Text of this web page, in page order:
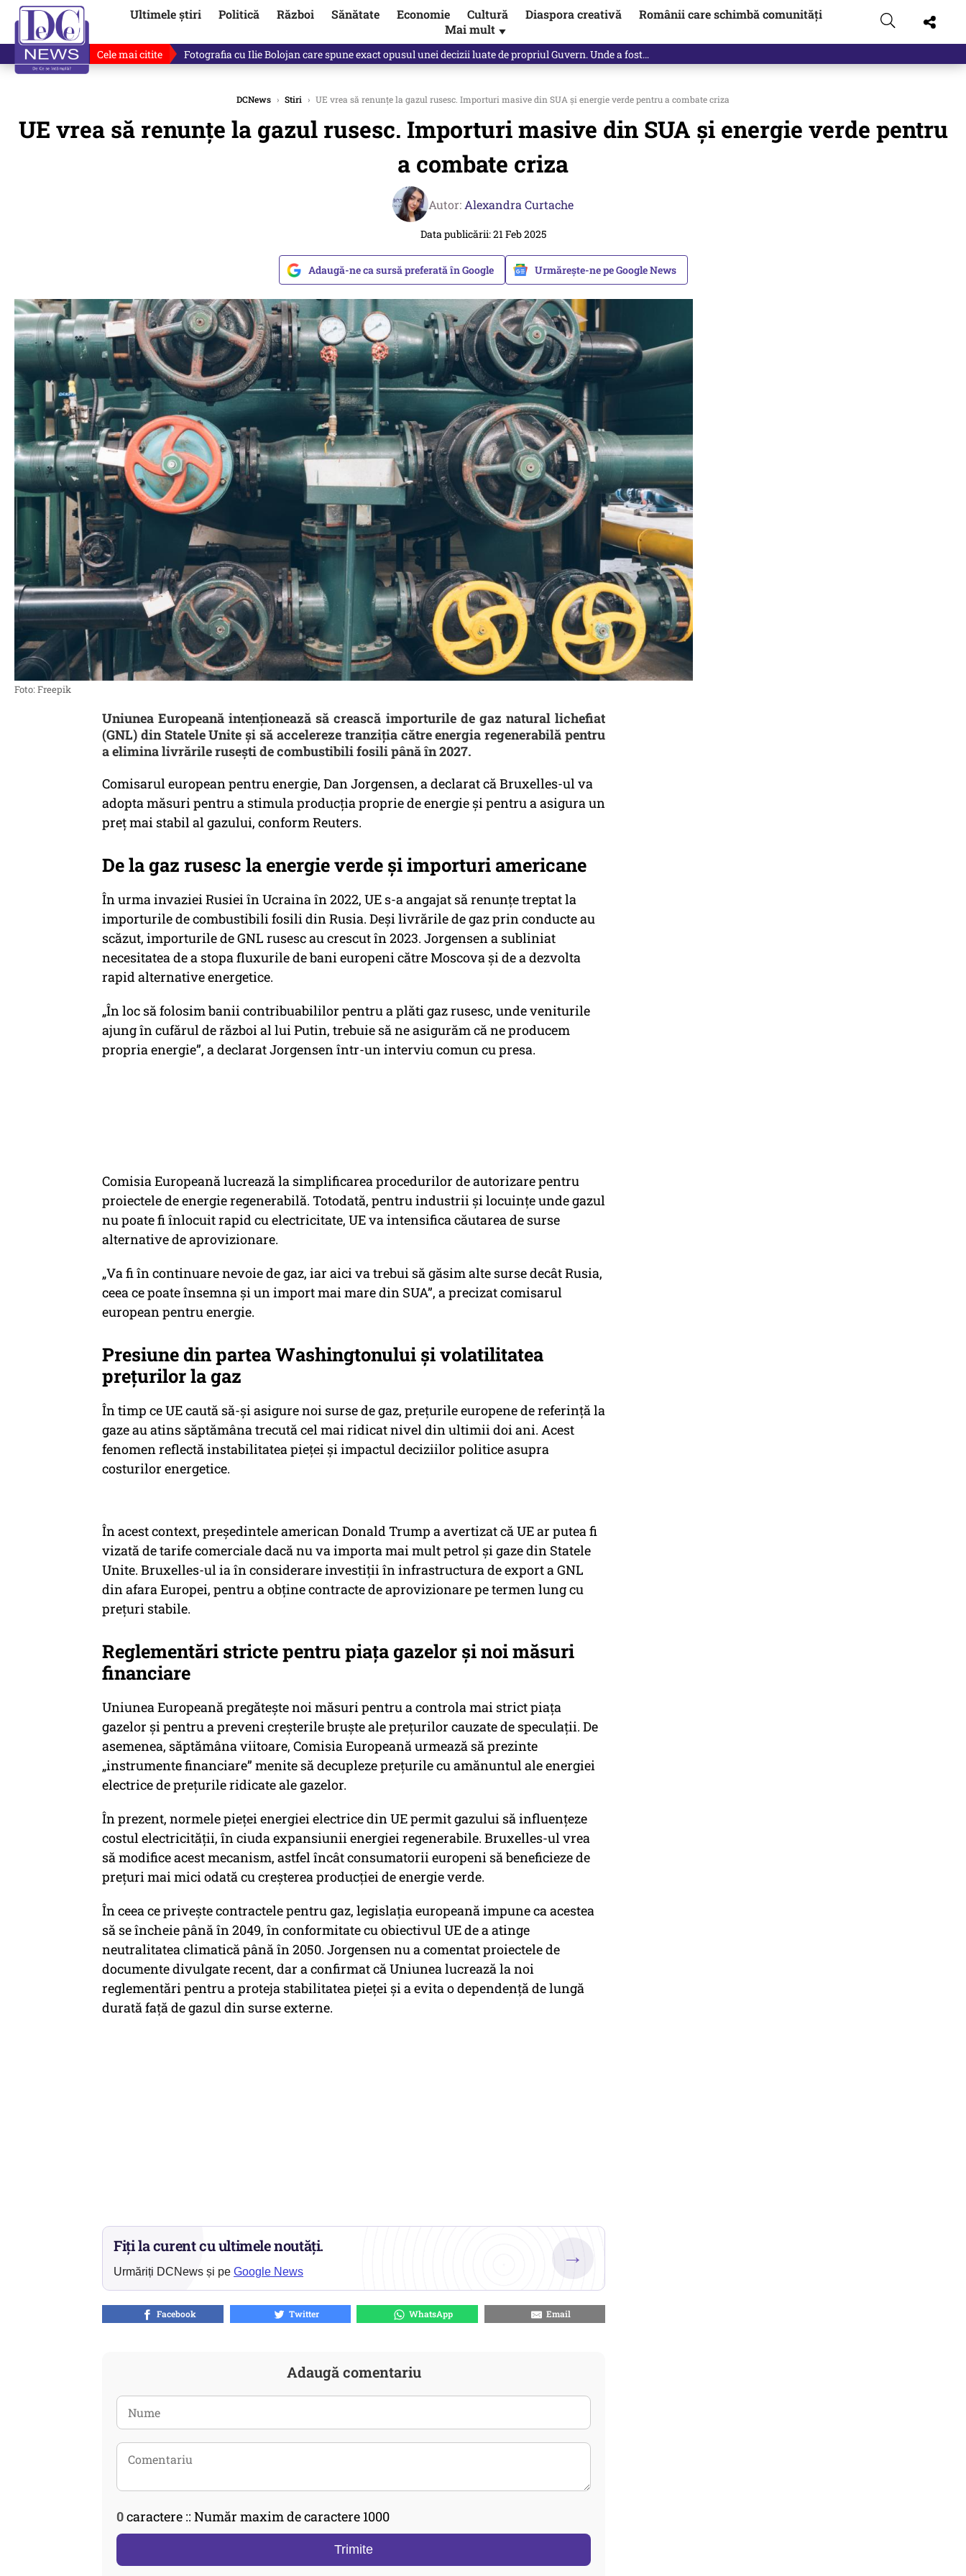
Ultimele știri Politică Război Sănătate Economie Cultură Diaspora creativă
Românii care schimbă comunități
Mai mult ▼
Cele mai citite De ce minte Ilie Bolojan? Ce spune Mircea Badea: E o minciună de mari proporții
DCNews › Stiri › UE vrea să renunțe la gazul rusesc. Importuri masive din SUA și energie verde pentru a combate criza
UE vrea să renunțe la gazul rusesc. Importuri masive din SUA și energie verde pentru
a combate criza
Autor: Alexandra Curtache
Data publicării: 21 Feb 2025
Adaugă-ne ca sursă preferată în Google Urmărește-ne pe Google News
Foto: Freepik
Uniunea Europeană intenționează să crească importurile de gaz natural lichefiat
(GNL) din Statele Unite și să accelereze tranziția către energia regenerabilă pentru
a elimina livrările rusești de combustibili fosili până în 2027.
Comisarul european pentru energie, Dan Jorgensen, a declarat că Bruxelles-ul va
adopta măsuri pentru a stimula producția proprie de energie și pentru a asigura un
preț mai stabil al gazului, conform Reuters.
De la gaz rusesc la energie verde și importuri americane
În urma invaziei Rusiei în Ucraina în 2022, UE s-a angajat să renunțe treptat la
importurile de combustibili fosili din Rusia. Deși livrările de gaz prin conducte au
scăzut, importurile de GNL rusesc au crescut în 2023. Jorgensen a subliniat
necesitatea de a stopa fluxurile de bani europeni către Moscova și de a dezvolta
rapid alternative energetice.
„În loc să folosim banii contribuabililor pentru a plăti gaz rusesc, unde veniturile
ajung în cufărul de război al lui Putin, trebuie să ne asigurăm că ne producem
propria energie”, a declarat Jorgensen într-un interviu comun cu presa.
Comisia Europeană lucrează la simplificarea procedurilor de autorizare pentru
proiectele de energie regenerabilă. Totodată, pentru industrii și locuințe unde gazul
nu poate fi înlocuit rapid cu electricitate, UE va intensifica căutarea de surse
alternative de aprovizionare.
„Va fi în continuare nevoie de gaz, iar aici va trebui să găsim alte surse decât Rusia,
ceea ce poate însemna și un import mai mare din SUA”, a precizat comisarul
european pentru energie.
Presiune din partea Washingtonului și volatilitatea
prețurilor la gaz
În timp ce UE caută să-și asigure noi surse de gaz, prețurile europene de referință la
gaze au atins săptămâna trecută cel mai ridicat nivel din ultimii doi ani. Acest
fenomen reflectă instabilitatea pieței și impactul deciziilor politice asupra
costurilor energetice.
În acest context, președintele american Donald Trump a avertizat că UE ar putea fi
vizată de tarife comerciale dacă nu va importa mai mult petrol și gaze din Statele
Unite. Bruxelles-ul ia în considerare investiții în infrastructura de export a GNL
din afara Europei, pentru a obține contracte de aprovizionare pe termen lung cu
prețuri stabile.
Reglementări stricte pentru piața gazelor și noi măsuri
financiare
Uniunea Europeană pregătește noi măsuri pentru a controla mai strict piața
gazelor și pentru a preveni creșterile bruște ale prețurilor cauzate de speculații. De
asemenea, săptămâna viitoare, Comisia Europeană urmează să prezinte
„instrumente financiare” menite să decupleze prețurile cu amănuntul ale energiei
electrice de prețurile ridicate ale gazelor.
În prezent, normele pieței energiei electrice din UE permit gazului să influențeze
costul electricității, în ciuda expansiunii energiei regenerabile. Bruxelles-ul vrea
să modifice acest mecanism, astfel încât consumatorii europeni să beneficieze de
prețuri mai mici odată cu creșterea producției de energie verde.
În ceea ce privește contractele pentru gaz, legislația europeană impune ca acestea
să se încheie până în 2049, în conformitate cu obiectivul UE de a atinge
neutralitatea climatică până în 2050. Jorgensen nu a comentat proiectele de
documente divulgate recent, dar a confirmat că Uniunea lucrează la noi
reglementări pentru a proteja stabilitatea pieței și a evita o dependență de lungă
durată față de gazul din surse externe.
Fiți la curent cu ultimele noutăți.
Urmăriți DCNews și pe Google News
→
Facebook Twitter WhatsApp Email
Adaugă comentariu
0caractere :: Număr maxim de caractere 1000
Trimite